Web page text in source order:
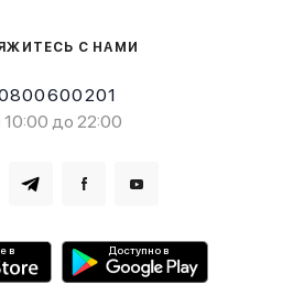
С НАМИ
10:00 до 22:00
в Доступно в